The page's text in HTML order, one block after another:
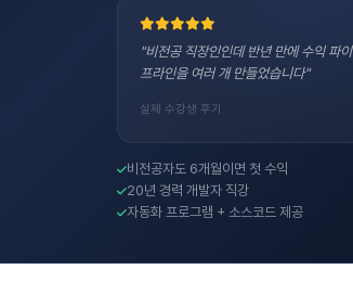
"비전공 직장인인데 반년 만에 수익 파이
프라인을 여러 개 만들었습니다"
실제 수강생 후기
비전공자도 6개월이면 첫 수익
20년 경력 개발자 직강
자동화 프로그램 + 소스코드 제공